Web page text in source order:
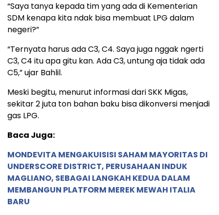
“Saya tanya kepada tim yang ada di Kementerian
SDM kenapa kita ndak bisa membuat LPG dalam
negeri?”
“Ternyata harus ada C3, C4. Saya juga nggak ngerti
C3, C4 itu apa gitu kan. Ada C3, untung aja tidak ada
C5,” ujar Bahlil.
Meski begitu, menurut informasi dari SKK Migas,
sekitar 2 juta ton bahan baku bisa dikonversi menjadi
gas LPG.
Baca Juga:
MONDEVITA MENGAKUISISI SAHAM MAYORITAS DI
UNDERSCORE DISTRICT, PERUSAHAAN INDUK
MAGLIANO, SEBAGAI LANGKAH KEDUA DALAM
MEMBANGUN PLATFORM MEREK MEWAH ITALIA
BARU